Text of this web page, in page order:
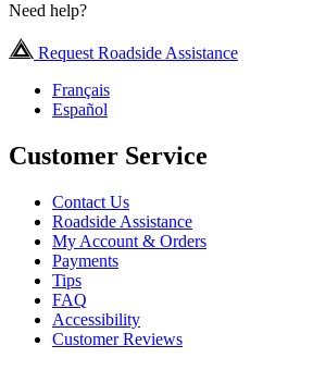
Need help?
Request Roadside Assistance
Français
Español
Customer Service
Contact Us
Roadside Assistance
My Account & Orders
Payments
Tips
FAQ
Accessibility
Customer Reviews